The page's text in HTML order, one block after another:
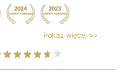
Pokaż więcej >>